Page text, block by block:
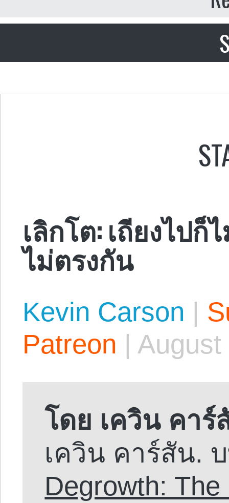
เลิกโต: เถียงไปก็
ไม่ตรงกัน
Kevin Carson |
Patreon | August
โดย เควิน คาร์
เควิน คาร์สัน.
Degrowth: